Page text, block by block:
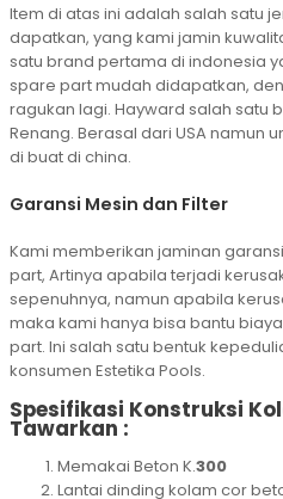
Item di atas ini adalah salah satu
dapatkan, yang kami jamin
satu brand pertama di indonesia
spare part mudah didapatkan,
ragukan lagi. Hayward salah satu
Renang. Berasal dari USA namun
di buat di china.
Garansi Mesin dan Filter
Kami memberikan jaminan
part, Artinya apabila terjadi
sepenuhnya, namun apabila
maka kami hanya bisa bantu
part. Ini salah satu bentuk
konsumen Estetika Pools.
Spesifikasi Konstruksi
Tawarkan :
Memakai Beton K.300
Lantai dinding kolam cor